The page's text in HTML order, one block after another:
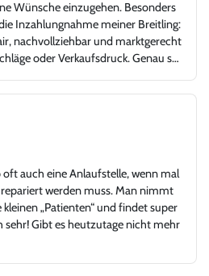
einzugehen. Besonders
Inzahlungnahme meiner Breitling:
nachvollziehbar und marktgerecht
oder Verkaufsdruck. Genau so
aller Unterlagen. Der gesamte
über die Abwicklung bis zur
und hochprofessionell.
aufgehoben gefühlt und würde hier
verkaufen. Ein Händler, dem man
Leidenschaft für Uhren und
klar im Vordergrund stehen.
Kauferlebnis, und danke an
oft auch eine Anlaufstelle, wenn mal
werden muss. Man nimmt
„Patienten“ und findet super
sehr! Gibt es heutzutage nicht mehr